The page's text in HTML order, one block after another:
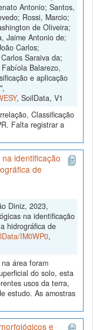
Antonio; Santos,
Rossi, Marcio;
de Oliveira;
Jaime Antonio de;
Carlos;
Saraiva da;
Balarezo,
e aplicação
, SoilData, V1
Classificação
Falta registrar a
identificação
de
Diniz, 2023,
na identificação
hidrográfica de
IM0WP0,
área foram
do solo, esta
usos da terra,
estudo. As amostras
e